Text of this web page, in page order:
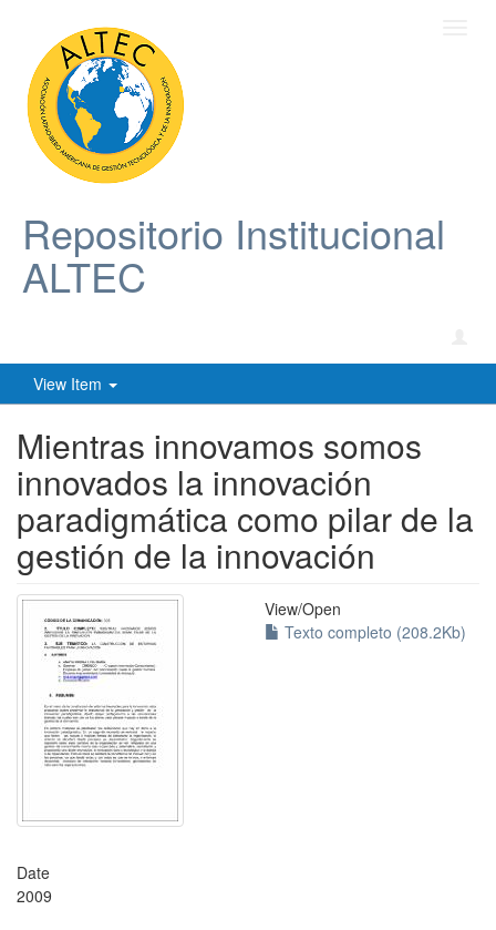
Repositorio Institucional
ALTEC
View Item
Mientras innovamos somos
innovados la innovación
paradigmática como pilar de la
gestión de la innovación
View/Open
Texto completo (208.2Kb)
Date
2009